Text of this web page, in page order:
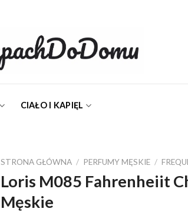
CIAŁO I KAPIĘL
STRONA GŁÓWNA / PERFUMY MĘSKIE /
Loris M085 Fahrenheiit
Męskie